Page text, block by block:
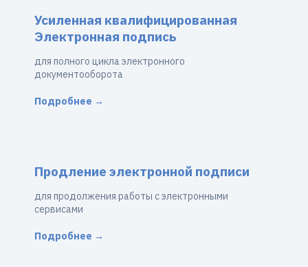
Усиленная квалифицированная
Электронная подпись
для полного цикла электронного
документооборота
Подробнее →
Продление электронной подписи
для продолжения работы с электронными
сервисами
Подробнее →